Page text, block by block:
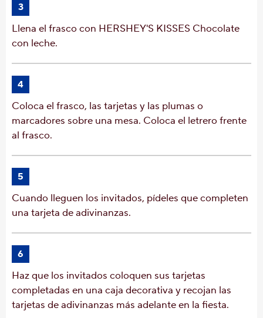
3
Llena el frasco con HERSHEY'S KISSES Chocolate
con leche.
4
Coloca el frasco, las tarjetas y las plumas o
marcadores sobre una mesa. Coloca el letrero frente
al frasco.
5
Cuando lleguen los invitados, pídeles que completen
una tarjeta de adivinanzas.
6
Haz que los invitados coloquen sus tarjetas
completadas en una caja decorativa y recojan las
tarjetas de adivinanzas más adelante en la fiesta.